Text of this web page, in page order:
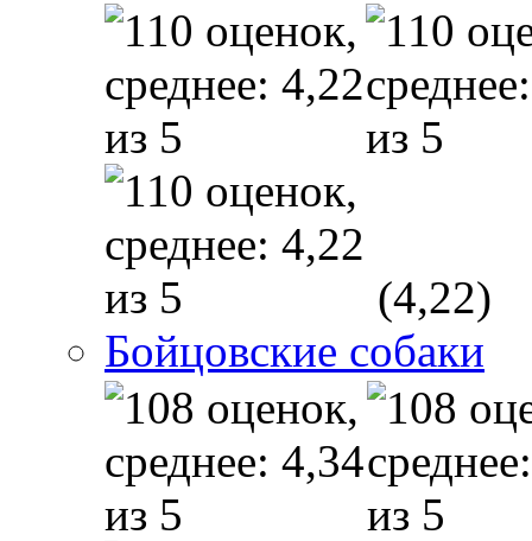
(4,22)
Бойцовские собаки